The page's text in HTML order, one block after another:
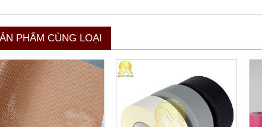
PHẨM CÙNG LOẠI